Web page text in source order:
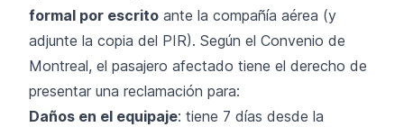
formal por escrito ante la compañía aérea (y
adjunte la copia del PIR). Según el Convenio de
Montreal, el pasajero afectado tiene el derecho de
presentar una reclamación para:
Daños en el equipaje: tiene 7 días desde la